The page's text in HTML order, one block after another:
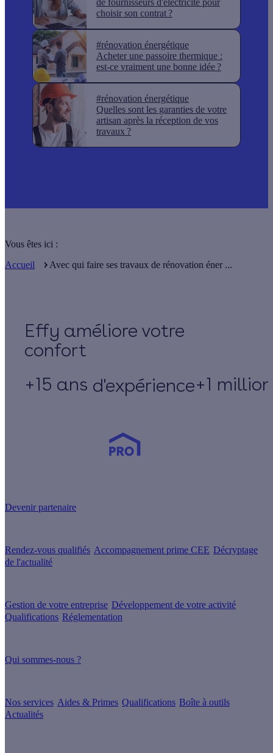
choisir son contrat ?
#rénovation énergétique
Acheter une passoire thermique :
est-ce vraiment une bonne idée ?
#rénovation énergétique
Quelles sont les garanties de votre
artisan après la réception de vos
travaux ?
Vous êtes ici :
Accueil
Avec qui faire ses travaux de rénovation éner ...
Effy
+15 ans d'expérience+1
Devenir partenaire
Rendez-vous qualifiés Accompagnement prime CEE Décryptage
de l'actualité
Gestion de votre entreprise Développement de votre activité
Qualifications Réglementation
Qui sommes-nous ?
Nos services Aides & Primes Qualifications Boîte à outils
Actualités